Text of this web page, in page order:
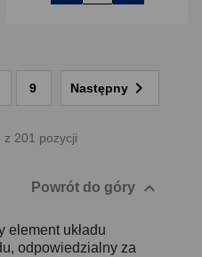
z 201 pozycji
9 Następny
Powrót do góry 
element układu
odpowiedzialny za